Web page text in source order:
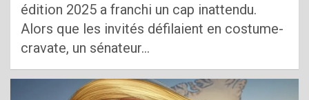
édition 2025 a franchi un cap inattendu.
Alors que les invités défilaient en costume-
cravate, un sénateur…